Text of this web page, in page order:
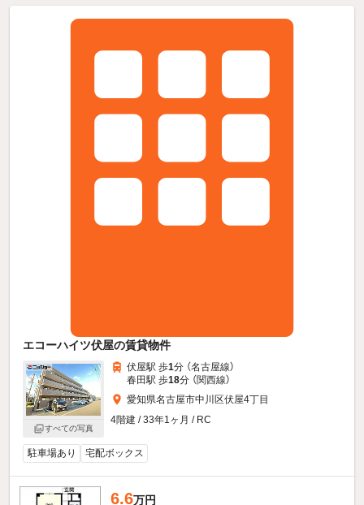
エコーハイツ伏屋の賃貸物件
すべての写真
伏屋駅 歩1分 （名古屋線）
春田駅 歩18分 （関西線）
愛知県名古屋市中川区伏屋4丁目
4階建 / 33年1ヶ月 / RC
駐車場あり 宅配ボックス
6.6万円